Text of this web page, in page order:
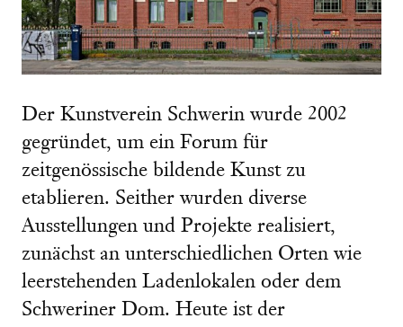
Der Kunstverein Schwerin wurde 2002
gegründet, um ein Forum für
zeitgenössische bildende Kunst zu
etablieren. Seither wurden diverse
Ausstellungen und Projekte realisiert,
zunächst an unterschiedlichen Orten wie
leerstehenden Ladenlokalen oder dem
Schweriner Dom. Heute ist der